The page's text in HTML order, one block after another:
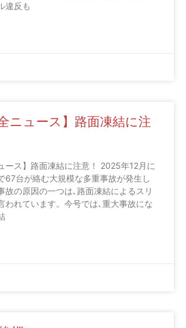
違反も
ニュース】路面凍結に注
ース】路面凍結に注意！ 2025年12月に
67台が絡む大規模な多重事故が発生し
故の原因の一つは､路面凍結によるスリ
われています。今号では､重大事故にな